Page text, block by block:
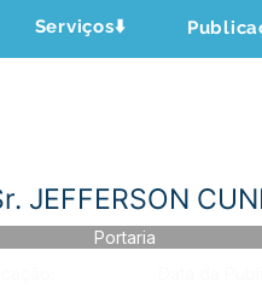
Serviços⬇️
Portaria